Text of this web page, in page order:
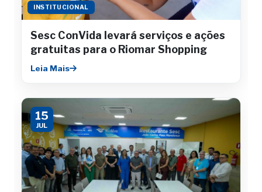
INSTITUCIONAL
Sesc ConVida levará serviços e ações
gratuitas para o Riomar Shopping
Leia Mais
15
JUL